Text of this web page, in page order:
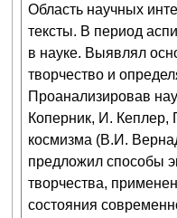
Область научных
тексты. В период
в науке. Выявлял
творчество и
Проанализировав
Коперник, И. Кеплер,
космизма (В.И.
предложил способы
творчества,
состояния